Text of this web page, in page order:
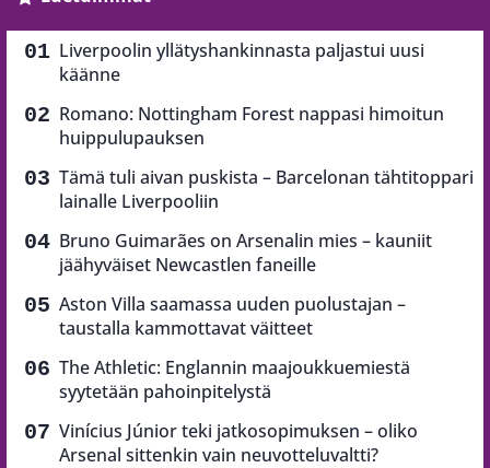
Tämä tuli aivan puskista – Barcelonan tähtitoppari
lainalle Liverpooliin
jäähyväiset Newcastlen faneille
Aston Villa saamassa uuden puolustajan –
taustalla kammottavat väitteet
The Athletic: Englannin maajoukkuemiestä
syytetään pahoinpitelystä
Vinícius Júnior teki jatkosopimuksen – oliko
Arsenal sittenkin vain neuvotteluvaltti?
virallisen tarjouksen Rodrista
The Athletic: Rodrin siirtosaagaan todellinen
yllätyskäänne